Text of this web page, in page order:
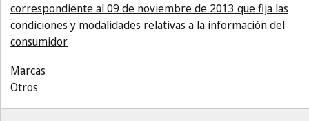
correspondiente al 09 de noviembre de 2013 que fija las
condiciones y modalidades relativas a la información del
consumidor
Marcas
Otros